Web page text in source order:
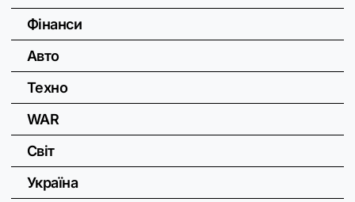
Фінанси
Авто
Техно
WAR
Світ
Україна